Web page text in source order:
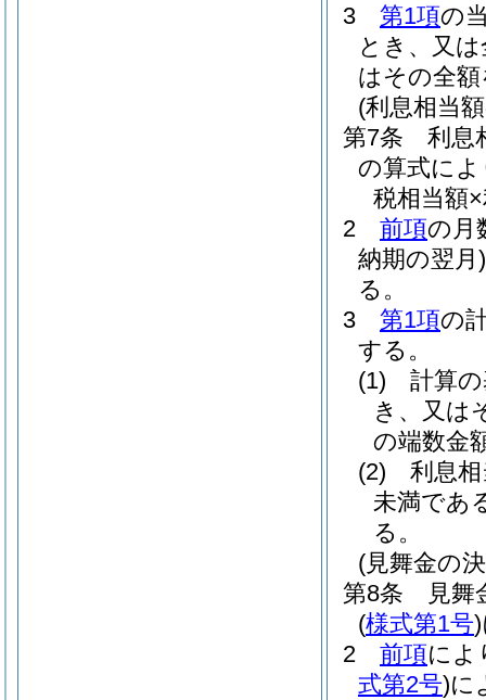
3
第1項の
とき、又
はその全
(利息相当
第7条
利息
の算式に
税相当額
2
前項の月
納期の翌月)
る。
3
第1項の
する。
(1)
計算
き、又は
の端数金
(2)
利息
未満であ
る。
(見舞金の
第8条
見舞
(様式第1号)
2
前項によ
式第2号)に